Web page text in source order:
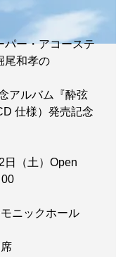
パー・アコーステ
尾和孝の
アルバム『酔弦
仕様）発売記念
日（土）Open
ニックホール